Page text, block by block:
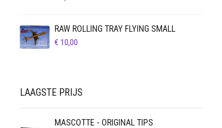
RAW ROLLING TRAY FLYING SMALL
€ 10,00
LAAGSTE PRIJS
MASCOTTE - ORIGINAL TIPS